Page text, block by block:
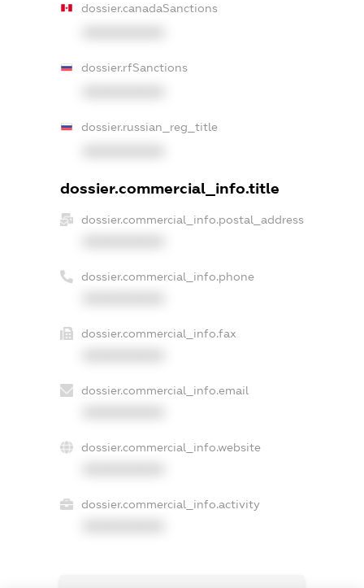
dossier.canadaSanctions
dossier.rfSanctions
dossier.russian_reg_title
dossier.commercial_info.title
dossier.commercial_info.postal_address
dossier.commercial_info.phone
dossier.commercial_info.fax
dossier.commercial_info.email
dossier.commercial_info.website
dossier.commercial_info.activity